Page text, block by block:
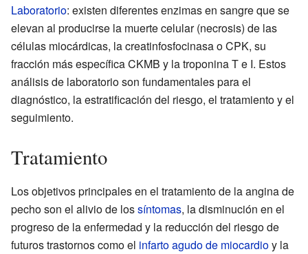
Laboratorio: existen diferentes enzimas en sangre que se
elevan al producirse la muerte celular (necrosis) de las
células miocárdicas, la creatinfosfocinasa o CPK, su
fracción más específica CKMB y la troponina T e I. Estos
análisis de laboratorio son fundamentales para el
diagnóstico, la estratificación del riesgo, el tratamiento y el
seguimiento.
Tratamiento
Los objetivos principales en el tratamiento de la angina de
pecho son el alivio de lossíntomas, la disminución en el
progreso de la enfermedad y la reducción del riesgo de
futuros trastornos como el infarto agudo de miocardioy la